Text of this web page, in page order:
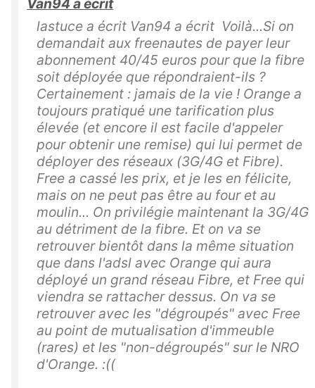
lastuce a écrit Van94 a écrit Voilà...Si on
demandait aux freenautes de payer leur
abonnement 40/45 euros pour que la fibre
soit déployée que répondraient-ils ?
Certainement : jamais de la vie ! Orange a
toujours pratiqué une tarification plus
élevée (et encore il est facile d'appeler
pour obtenir une remise) qui lui permet de
déployer des réseaux (3G/4G et Fibre).
Free a cassé les prix, et je les en félicite,
mais on ne peut pas être au four et au
moulin... On privilégie maintenant la 3G/4G
au détriment de la fibre. Et on va se
retrouver bientôt dans la même situation
que dans l'adsl avec Orange qui aura
déployé un grand réseau Fibre, et Free qui
viendra se rattacher dessus. On va se
retrouver avec les "dégroupés" avec Free
au point de mutualisation d'immeuble
(rares) et les "non-dégroupés" sur le NRO
d'Orange. :((